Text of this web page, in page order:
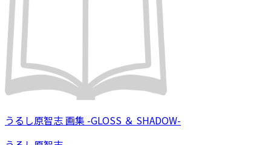
うるし原智志 画集 -GLOSS ＆ SHADOW-